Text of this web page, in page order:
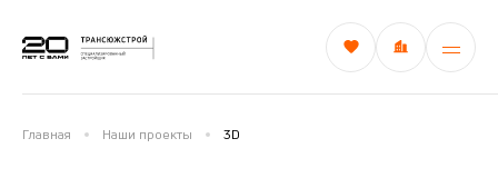
Главная Наши проекты 3D